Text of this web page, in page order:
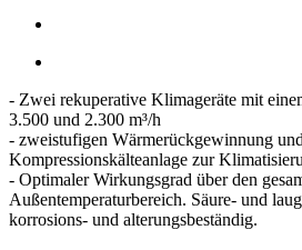
- Zwei rekuperative Klimageräte mit
3.500 und 2.300 m³/h
- zweistufigen Wärmerückgewinnung
Kompressionskälteanlage zur
- Optimaler Wirkungsgrad über den
Außentemperaturbereich. Säure- und
korrosions- und alterungsbeständig.